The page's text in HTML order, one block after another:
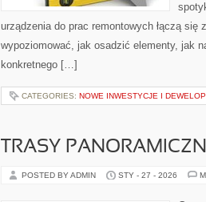
urządzenia do prac remontowych łączą
wypoziomować, jak osadzić elementy, jak
konkretnego […]
CATEGORIES: NOWE INWESTYCJE I
TRASY
POSTED BY ADMIN STY - 27 - 2026